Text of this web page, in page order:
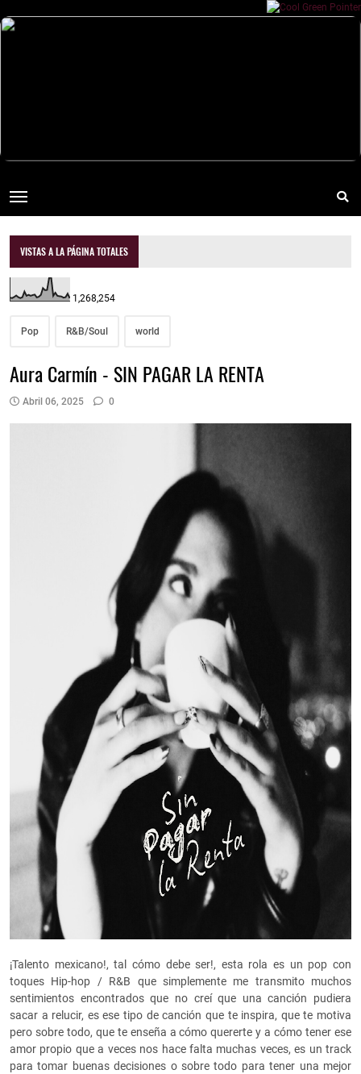
VISTAS A LA PÁGINA TOTALES
1,268,254
Pop R&B/Soul world
Aura Carmín - SIN PAGAR LA RENTA
Abril 06, 2025 0
¡Talento mexicano!, tal cómo debe ser!, esta rola es un pop con
toques Hip-hop / R&B que simplemente me transmito muchos
sentimientos encontrados que no creí que una canción pudiera
sacar a relucir, es ese tipo de canción que te inspira, que te motiva
pero sobre todo, que te enseña a cómo quererte y a cómo tener ese
amor propio que a veces nos hace falta muchas veces, es un track
para tomar buenas decisiones o sobre todo para tener una mejor